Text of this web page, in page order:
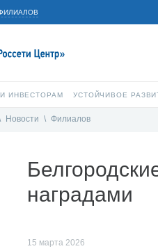
ИНВЕСТОРАМ УСТОЙЧИВОЕ
Новости \ Филиалов
наградами
15 марта 2026